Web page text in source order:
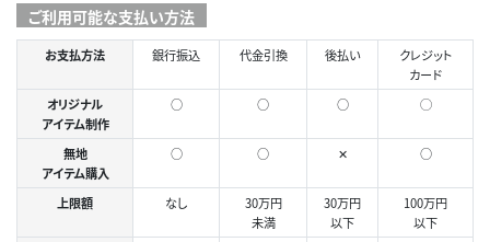
ご利用可能な支払い方法
お支払方法 銀行振込 代金引換 後払い
クレジット
カード
オリジナル
アイテム制作
○ ○ ○ ◯
無地
アイテム購入
○ ○ ✕ ○
上限額 なし
30万円
未満
30万円
以下
100万円
以下